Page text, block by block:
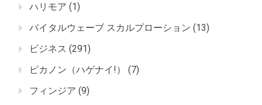
ハリモア (1)
バイタルウェーブ スカルプローション (13)
ビジネス (291)
ピカノン（ハゲナイ!）
(7)
フィンジア (9)